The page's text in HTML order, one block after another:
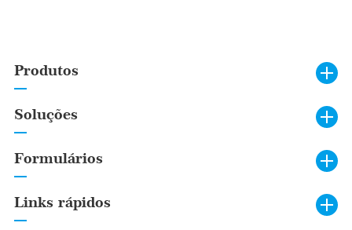
Produtos
Soluções
Formulários
Links rápidos